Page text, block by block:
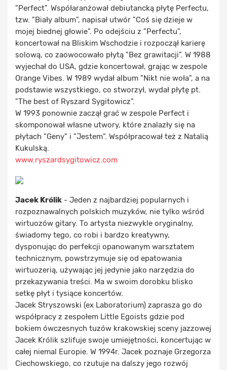
"Perfect". Współaranżował debiutancką płytę Perfectu,
tzw. "Biały album", napisał utwór "Coś się dzieje w
mojej biednej głowie". Po odejściu z "Perfectu",
koncertował na Bliskim Wschodzie i rozpoczął karierę
solową, co zaowocowało płytą "Bez grawitacji". W 1988
wyjechał do USA, gdzie koncertował, grając w zespole
Orange Vibes. W 1989 wydał album "Nikt nie woła", a na
podstawie wszystkiego, co stworzył, wydał płytę pt.
"The best of Ryszard Sygitowicz".
W 1993 ponownie zaczął grać w zespole Perfect i
skomponował własne utwory, które znalazły się na
płytach "Geny" i "Jestem". Współpracował też z Natalią
Kukulską.
www.ryszardsygitowicz.com
Jacek Królik - Jeden z najbardziej popularnych i
rozpoznawalnych polskich muzyków, nie tylko wśród
wirtuozów gitary. To artysta niezwykle oryginalny,
świadomy tego, co robi i bardzo kreatywny,
dysponując do perfekcji opanowanym warsztatem
technicznym, powstrzymuje się od epatowania
wirtuozerią, używając jej jedynie jako narzędzia do
przekazywania treści. Ma w swoim dorobku blisko
setkę płyt i tysiące koncertów.
Jacek Stryszowski (ex Laboratorium) zaprasza go do
współpracy z zespołem Little Egoists gdzie pod
bokiem ówczesnych tuzów krakowskiej sceny jazzowej
Jacek Królik szlifuje swoje umiejętności, koncertując w
całej niemal Europie. W 1994r. Jacek poznaje Grzegorza
Ciechowskiego, co rzutuje na dalszy jego rozwój